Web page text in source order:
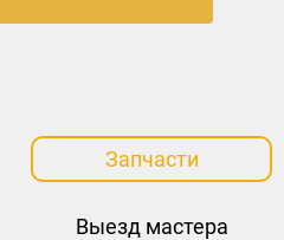
Запчасти
Выезд мастера